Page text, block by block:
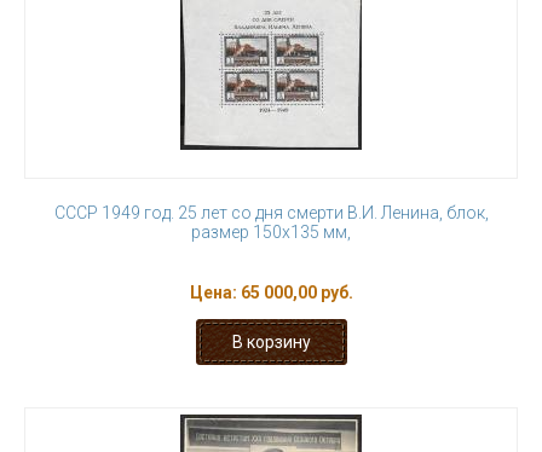
СССР 1949 год. 25 лет со дня смерти В.И. Ленина, блок,
размер 150х135 мм,
Цена: 65 000,00 руб.